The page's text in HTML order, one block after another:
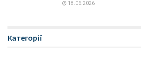
18.06.2026
Категорії